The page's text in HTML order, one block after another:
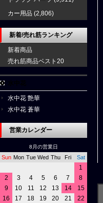
カー用品 (2,806)
新着/売れ筋ランキング
新着商品
売れ筋商品ベスト20
水中花 艶華
水中花 蒼華
営業カレンダー
8月の営業日
Sun Mon Tue Wed Thu Fri Sat
1
2
3 4 5 6 7
8
9
10 11 12 13 14
15
16
17 18 19 20 21
22